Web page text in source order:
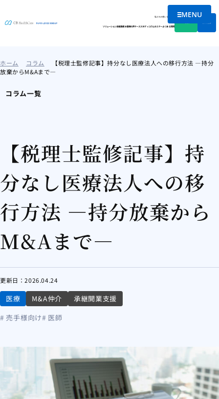
メニュー
MENU
私たちの想い会社情報
ソリューション支援実績お客様の声ケーススタディコラムセミナーよくある質問
ホーム コラム
【税理士監修記事】持分なし医療法人への移行方法 —持分
放棄からM&Aまで—
コラム一覧
【税理士監修記事】持
分なし医療法人への移
行方法 —持分放棄から
M&Aまで—
更新日：2026.04.24
医療 M&A仲介
承継開業支援
# 売手様向け# 医師